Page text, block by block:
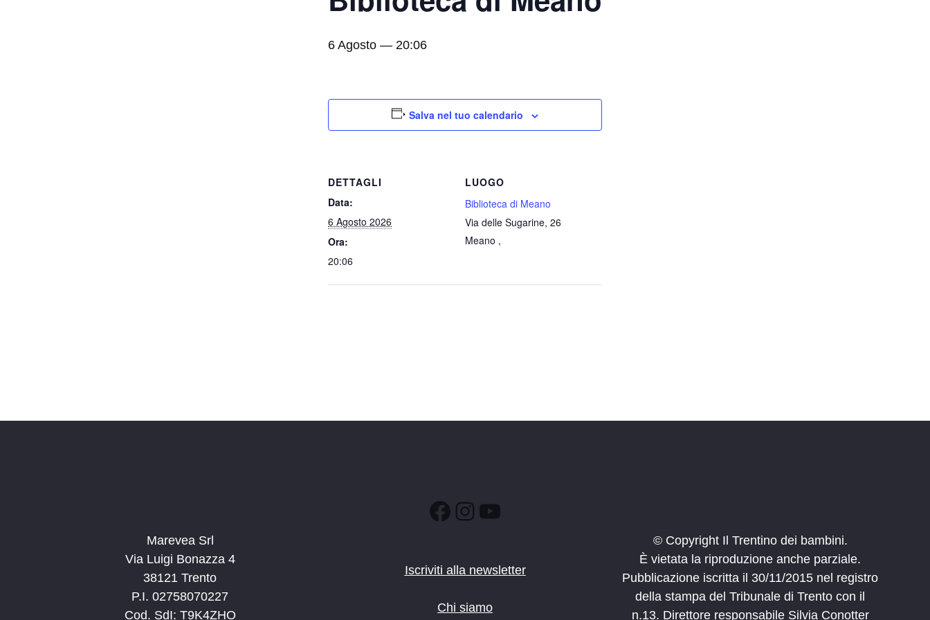
6 Agosto — 20:06
Salva nel tuo calendario
DETTAGLI
Data:
6 Agosto 2026
Ora:
20:06
LUOGO
Biblioteca di Meano
Via delle Sugarine, 26
Meano ,
Marevea Srl
Via Luigi Bonazza 4
38121 Trento
P.I. 02758070227
Cod. SdI: T9K4ZHO
Facebook
Instagram
YouTube
Iscriviti alla newsletter
Chi siamo
© Copyright Il Trentino dei bambini.
È vietata la riproduzione anche parziale.
Pubblicazione iscritta il 30/11/2015 nel registro
della stampa del Tribunale di Trento con il
n.13. Direttore responsabile Silvia Conotter